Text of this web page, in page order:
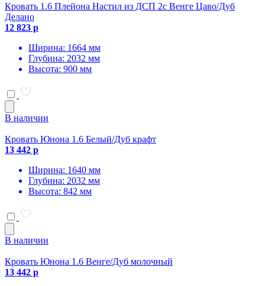
Кровать 1.6 Плейона Настил из ДСП 2с Венге Цаво/Дуб
Делано
12 823 р
Ширина: 1664 мм
Глубина: 2032 мм
Высота: 900 мм
В наличии
Кровать Юнона 1.6 Белый/Дуб крафт
13 442 р
Ширина: 1640 мм
Глубина: 2032 мм
Высота: 842 мм
В наличии
Кровать Юнона 1.6 Венге/Дуб молочный
13 442 р